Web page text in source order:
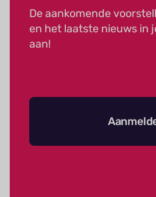
De aankomende
en het laatste nieuws in
aan!